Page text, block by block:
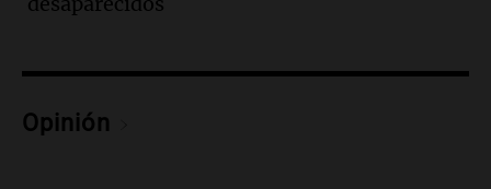
kitesurf
Episodios
porque el concurso “abre un espacio a la
Opinión